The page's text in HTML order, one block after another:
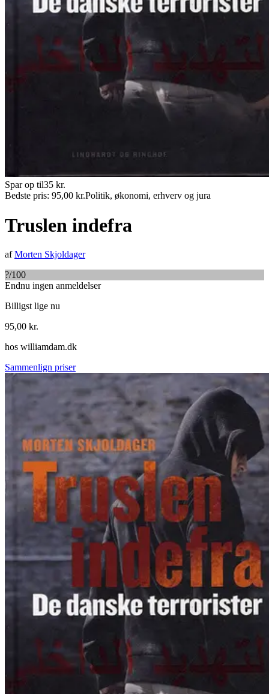
Spar op til35 kr.
Bedste pris: 95,00 kr.Politik, økonomi, erhverv og jura
Truslen indefra
afMorten Skjoldager
?/100
Endnu ingen anmeldelser
Billigst lige nu
95,00 kr.
hos williamdam.dk
Sammenlign priser